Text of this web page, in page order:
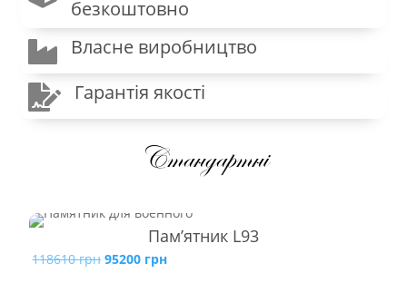
безкоштовно
 Власне виробництво
 Гарантія якості
Стандартні
Пам’ятник L93
118610грн Оригінальна
95200 грнПоточна